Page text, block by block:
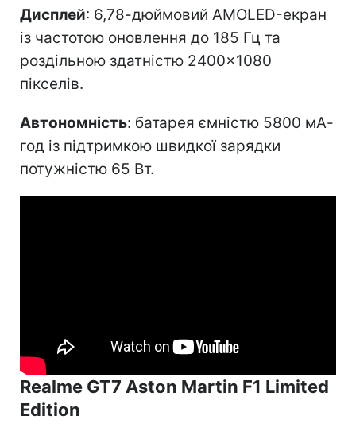
Дисплей: 6,78-дюймовий AMOLED-екран
із частотою оновлення до 185 Гц та
роздільною здатністю 2400×1080
пікселів.
Автономність: батарея ємністю 5800 мА-
год із підтримкою швидкої зарядки
потужністю 65 Вт.
Realme GT7 Aston Martin F1 Limited
Edition